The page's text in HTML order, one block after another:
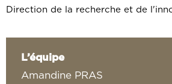
Direction de la recherche et de
L’équipe
Amandine PRAS